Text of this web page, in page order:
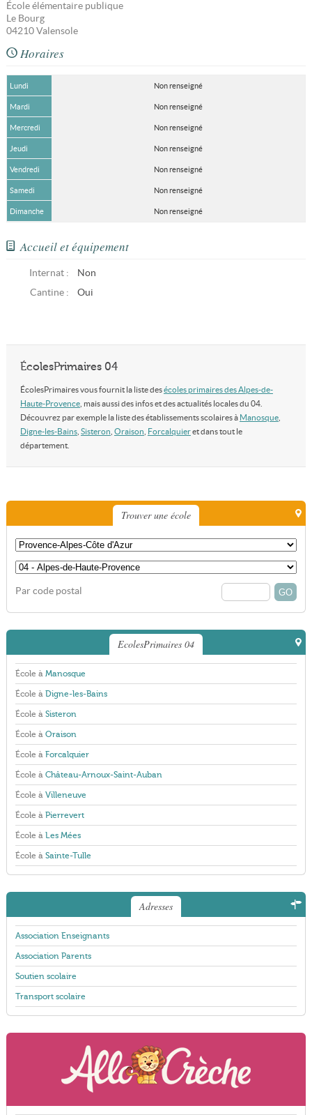
École élémentaire publique
Le Bourg
04210 Valensole
Horaires
Lundi Non renseigné
Mardi Non renseigné
Mercredi Non renseigné
Jeudi Non renseigné
Vendredi Non renseigné
Samedi Non renseigné
Dimanche Non renseigné
Accueil et équipement
Internat :
Non
Cantine :
Oui
ÉcolesPrimaires 04
ÉcolesPrimaires vous fournit la liste desécoles primaires des Alpes-de-
Haute-Provence, mais aussi des infos et des actualités locales du 04.
Découvrez par exemple la liste des établissements scolaires à Manosque,
Digne-les-Bains, Sisteron Oraison Forcalquieret dans tout le
département.
Trouver une école
Par code postal
EcolesPrimaires 04
École à Manosque
École à Digne-les-Bains
École à Sisteron
École à Oraison
École à Forcalquier
École à Château-Arnoux-Saint-Auban
École à Villeneuve
École à Pierrevert
École à Les Mées
École à Sainte-Tulle
Adresses
Association Enseignants
Association Parents
Soutien scolaire
Transport scolaire